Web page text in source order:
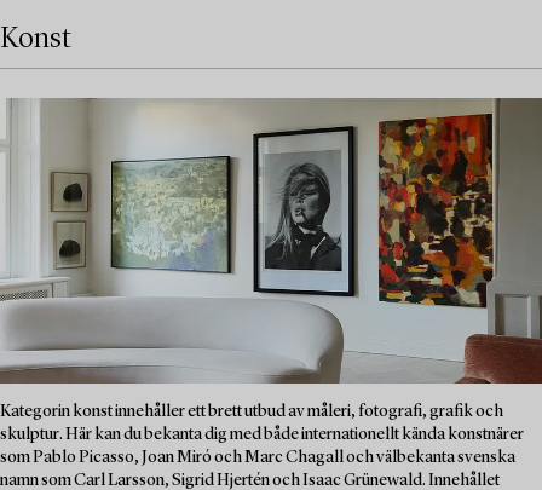
Konst
Kategorin konst innehåller ett brett utbud av måleri, fotografi, grafik och
skulptur. Här kan du bekanta dig med både internationellt kända konstnärer
som Pablo Picasso, Joan Miró och Marc Chagall och välbekanta svenska
namn som Carl Larsson, Sigrid Hjertén och Isaac Grünewald. Innehållet